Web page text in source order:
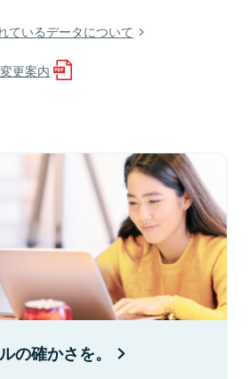
ているデータについて
更案内
の確かさを。